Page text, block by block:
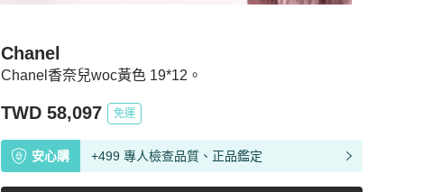
Chanel香奈兒woc黃色 19*12。
Chanel
TWD 58,097 免運
安心購 +499 專人檢查品質、正品鑑定